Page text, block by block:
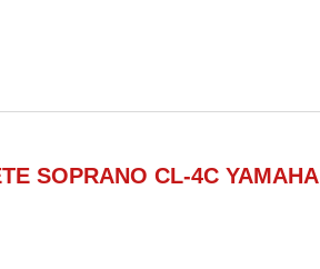
SOPRANO CL-4C YAMAHA